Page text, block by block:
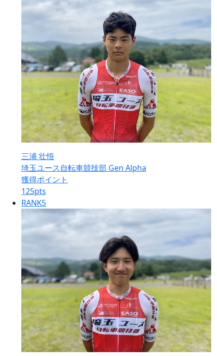
三浦 壮悟
埼玉ユース自転車競技部 Gen Alpha
獲得ポイント
125pts
RANK5